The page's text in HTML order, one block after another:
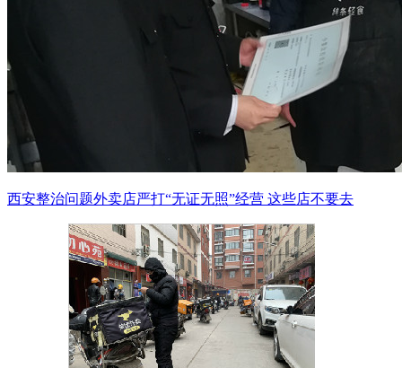
西安整治问题外卖店严打“无证无照”经营 这些店不要去